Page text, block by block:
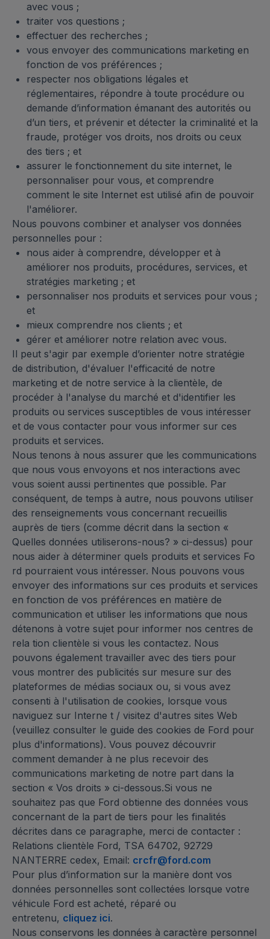
avec vous ;
traiter vos questions ;
effectuer des recherches ;
vous envoyer des communications marketing en
fonction de vos préférences ;
respecter nos obligations légales et
réglementaires, répondre à toute procédure ou
demande d’information émanant des autorités ou
d’un tiers, et prévenir et détecter la criminalité et la
fraude, protéger vos droits, nos droits ou ceux
des tiers ; et
assurer le fonctionnement du site internet, le
personnaliser pour vous, et comprendre
comment le site Internet est utilisé afin de pouvoir
l'améliorer.
Nous pouvons combiner et analyser vos données
personnelles pour :
nous aider à comprendre, développer et à
améliorer nos produits, procédures, services, et
stratégies marketing ; et
personnaliser nos produits et services pour vous ;
et
mieux comprendre nos clients ; et
gérer et améliorer notre relation avec vous.
Il peut s'agir par exemple d’orienter notre stratégie
de distribution, d'évaluer l'efficacité de notre
marketing et de notre service à la clientèle, de
procéder à l'analyse du marché et d'identifier les
produits ou services susceptibles de vous intéresser
et de vous contacter pour vous informer sur ces
produits et services.
Nous tenons à nous assurer que les communications
que nous vous envoyons et nos interactions avec
vous soient aussi pertinentes que possible. Par
conséquent, de temps à autre, nous pouvons utiliser
des renseignements vous concernant recueillis
auprès de tiers (comme décrit dans la section «
Quelles données utiliserons-nous? » ci-dessus) pour
nous aider à déterminer quels produits et services Fo
rd pourraient vous intéresser. Nous pouvons vous
envoyer des informations sur ces produits et services
en fonction de vos préférences en matière de
communication et utiliser les informations que nous
détenons à votre sujet pour informer nos centres de
rela tion clientèle si vous les contactez. Nous
pouvons également travailler avec des tiers pour
vous montrer des publicités sur mesure sur des
plateformes de médias sociaux ou, si vous avez
consenti à l'utilisation de cookies, lorsque vous
naviguez sur Interne t / visitez d'autres sites Web
(veuillez consulter le guide des cookies de Ford pour
plus d'informations). Vous pouvez découvrir
comment demander à ne plus recevoir des
communications marketing de notre part dans la
section « Vos droits » ci-dessous.Si vous ne
souhaitez pas que Ford obtienne des données vous
concernant de la part de tiers pour les finalités
décrites dans ce paragraphe, merci de contacter :
Relations clientèle Ford, TSA 64702, 92729
NANTERRE cedex, Email: crcfr@ford.com
Pour plus d’information sur la manière dont vos
données personnelles sont collectées lorsque votre
véhicule Ford est acheté, réparé ou
entretenu, cliquez ici.
Nous conservons les données à caractère personnel